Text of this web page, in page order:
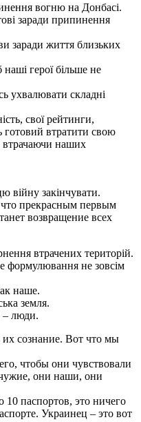
вогню на Донбасі.
заради припинення
заради життя близьких
герої більше не
ухвалювати складні
свої рейтинги,
готовий втратити свою
втрачаючи наших
війну закінчувати.
что прекрасным первым
возвращение всех
втрачених територій.
формулювання не зовсім
наше.
земля.
– люди.
сознание. Вот что мы
чтобы они чувствовали
они наши, они
10 паспортов, это ничего
Украинец – это вот